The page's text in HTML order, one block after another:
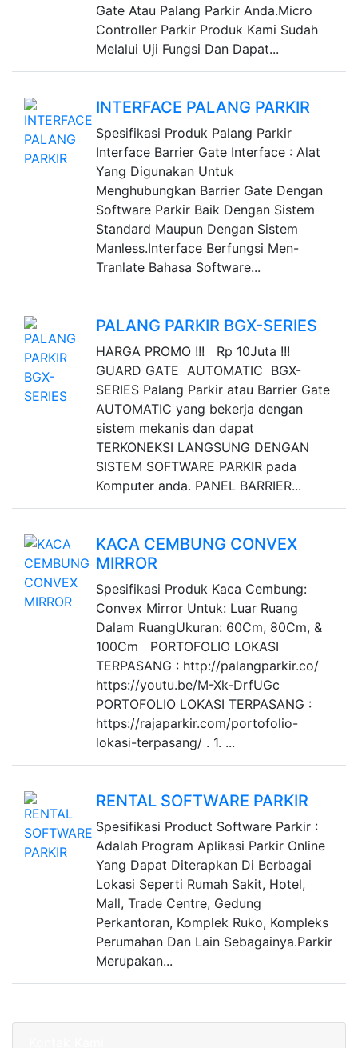
Gate Atau Palang Parkir Anda.Micro
Controller Parkir Produk Kami Sudah
Melalui Uji Fungsi Dan Dapat...
INTERFACE PALANG PARKIR
Spesifikasi Produk Palang Parkir
Interface Barrier Gate Interface : Alat
Yang Digunakan Untuk
Menghubungkan Barrier Gate Dengan
Software Parkir Baik Dengan Sistem
Standard Maupun Dengan Sistem
Manless.Interface Berfungsi Men-
Tranlate Bahasa Software...
PALANG PARKIR BGX-SERIES
HARGA PROMO !!! Rp 10Juta !!!
GUARD GATE AUTOMATIC BGX-
SERIES Palang Parkir atau Barrier Gate
AUTOMATIC yang bekerja dengan
sistem mekanis dan dapat
TERKONEKSI LANGSUNG DENGAN
SISTEM SOFTWARE PARKIR pada
Komputer anda. PANEL BARRIER...
KACA CEMBUNG CONVEX
MIRROR
Spesifikasi Produk Kaca Cembung:
Convex Mirror Untuk: Luar Ruang
Dalam RuangUkuran: 60Cm, 80Cm, &
100Cm PORTOFOLIO LOKASI
TERPASANG : http://palangparkir.co/
https://youtu.be/M-Xk-DrfUGc
PORTOFOLIO LOKASI TERPASANG :
https://rajaparkir.com/portofolio-
lokasi-terpasang/ . 1. ...
RENTAL SOFTWARE PARKIR
Spesifikasi Product Software Parkir :
Adalah Program Aplikasi Parkir Online
Yang Dapat Diterapkan Di Berbagai
Lokasi Seperti Rumah Sakit, Hotel,
Mall, Trade Centre, Gedung
Perkantoran, Komplek Ruko, Kompleks
Perumahan Dan Lain Sebagainya.Parkir
Merupakan...